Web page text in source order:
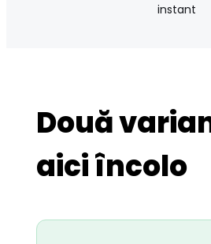
instant
Două
aici încolo